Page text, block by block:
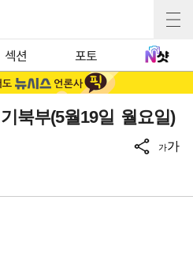
섹션 포토
북부(5월19일 월요일)
가가